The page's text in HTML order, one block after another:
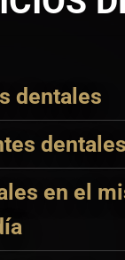
dentales
dentales
en el